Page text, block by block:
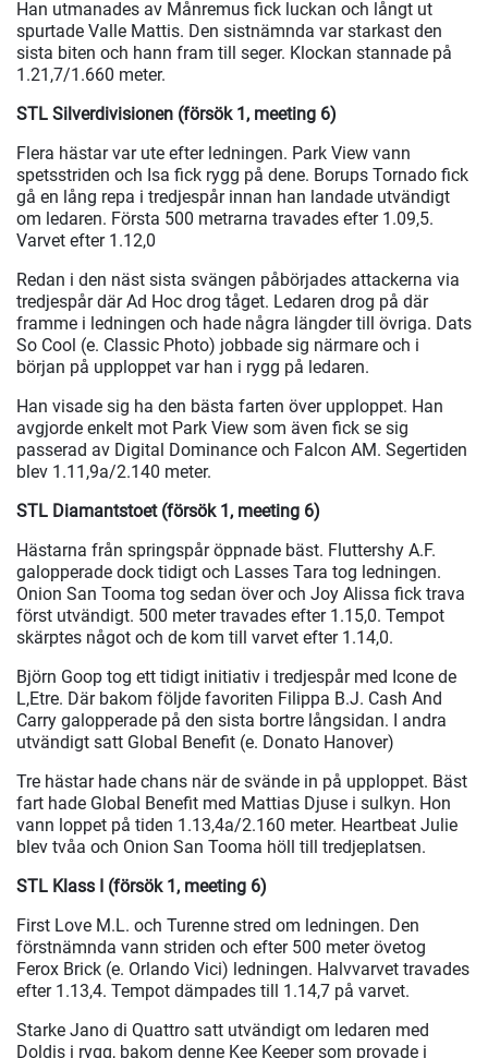
Han utmanades av Månremus fick luckan och långt ut
spurtade Valle Mattis. Den sistnämnda var starkast den
sista biten och hann fram till seger. Klockan stannade på
1.21,7/1.660 meter.
STL Silverdivisionen (försök 1, meeting 6)
Flera hästar var ute efter ledningen. Park View vann
spetsstriden och Isa fick rygg på dene. Borups Tornado fick
gå en lång repa i tredjespår innan han landade utvändigt
om ledaren. Första 500 metrarna travades efter 1.09,5.
Varvet efter 1.12,0
Redan i den näst sista svängen påbörjades attackerna via
tredjespår där Ad Hoc drog tåget. Ledaren drog på där
framme i ledningen och hade några längder till övriga. Dats
So Cool (e. Classic Photo) jobbade sig närmare och i
början på upploppet var han i rygg på ledaren.
Han visade sig ha den bästa farten över upploppet. Han
avgjorde enkelt mot Park View som även fick se sig
passerad av Digital Dominance och Falcon AM. Segertiden
blev 1.11,9a/2.140 meter.
STL Diamantstoet (försök 1, meeting 6)
Hästarna från springspår öppnade bäst. Fluttershy A.F.
galopperade dock tidigt och Lasses Tara tog ledningen.
Onion San Tooma tog sedan över och Joy Alissa fick trava
först utvändigt. 500 meter travades efter 1.15,0. Tempot
skärptes något och de kom till varvet efter 1.14,0.
Björn Goop tog ett tidigt initiativ i tredjespår med Icone de
L,Etre. Där bakom följde favoriten Filippa B.J. Cash And
Carry galopperade på den sista bortre långsidan. I andra
utvändigt satt Global Benefit (e. Donato Hanover)
Tre hästar hade chans när de svände in på upploppet. Bäst
fart hade Global Benefit med Mattias Djuse i sulkyn. Hon
vann loppet på tiden 1.13,4a/2.160 meter. Heartbeat Julie
blev tvåa och Onion San Tooma höll till tredjeplatsen.
STL Klass I (försök 1, meeting 6)
First Love M.L. och Turenne stred om ledningen. Den
förstnämnda vann striden och efter 500 meter övetog
Ferox Brick (e. Orlando Vici) ledningen. Halvvarvet travades
efter 1.13,4. Tempot dämpades till 1.14,7 på varvet.
Starke Jano di Quattro satt utvändigt om ledaren med
Doldis i rygg, bakom denne Kee Keeper som provade i